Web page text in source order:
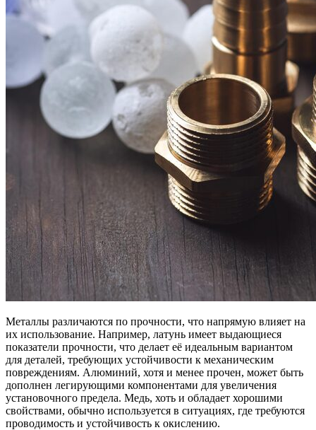
Металлы различаются по прочности, что напрямую влияет на
их использование. Например, латунь имеет выдающиеся
показатели прочности, что делает её идеальным вариантом
для деталей, требующих устойчивости к механическим
повреждениям. Алюминий, хотя и менее прочен, может быть
дополнен легирующими компонентами для увеличения
установочного предела. Медь, хоть и обладает хорошими
свойствами, обычно используется в ситуациях, где требуются
проводимость и устойчивость к окислению.